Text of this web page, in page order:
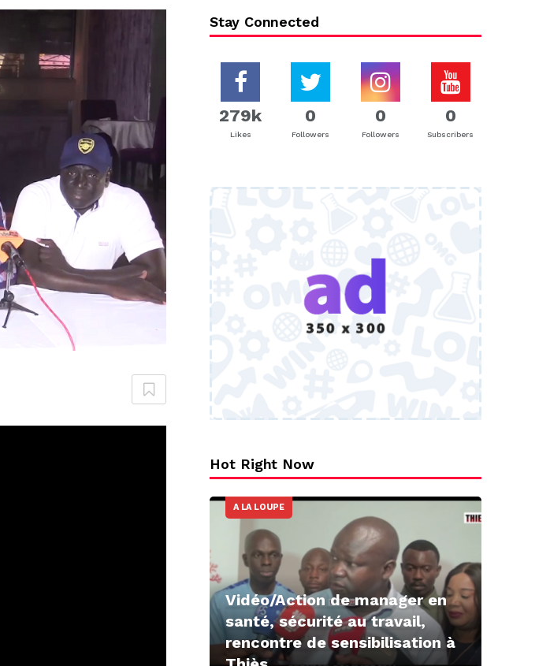
Stay Connected
279k
Likes
0
Followers
0
Followers
0
Subscribers
Hot Right Now
A LA LOUPE
Vidéo/Action de manager en
santé, sécurité au travail,
rencontre de sensibilisation à